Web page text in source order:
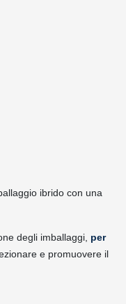
ibrido con una
degli imballaggi, per
e promuovere il